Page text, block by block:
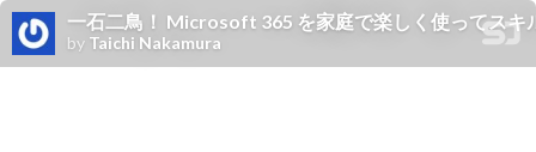
一石二鳥！ Microsoft 365 を家庭で楽しく使ってスキ
by Taichi Nakamura